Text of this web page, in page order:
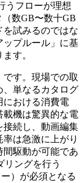
うフローが理想
数GB〜数十GB
試みるのではな
ップルール」に基
す。
す。現場での取
、単なるカタログ
における消費電
載機は驚異的な電
接続し、動画編集
は急激に上がり
間駆動が可能であ
リングを行う
）が必須となる